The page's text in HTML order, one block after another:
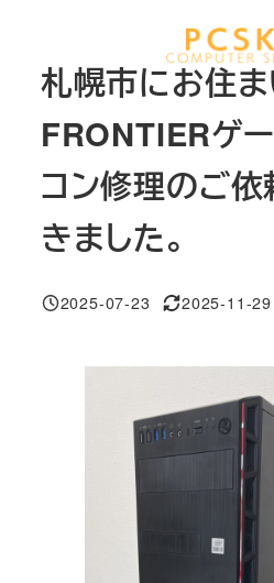
札幌市にお住
FRONTIERゲ
コン修理のご
きました。
投稿日
2025-07-23
更新日
2025-11-29